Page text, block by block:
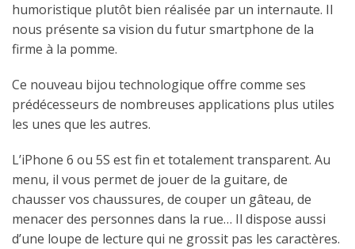
humoristique plutôt bien réalisée par un internaute. Il
nous présente sa vision du futur smartphone de la
firme à la pomme.
Ce nouveau bijou technologique offre comme ses
prédécesseurs de nombreuses applications plus utiles
les unes que les autres.
L’iPhone 6 ou 5S est fin et totalement transparent. Au
menu, il vous permet de jouer de la guitare, de
chausser vos chaussures, de couper un gâteau, de
menacer des personnes dans la rue… Il dispose aussi
d’une loupe de lecture qui ne grossit pas les caractères.